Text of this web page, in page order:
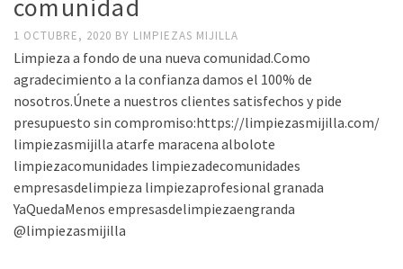
comunidad
1 OCTUBRE, 2020 BY LIMPIEZAS MIJILLA
Limpieza a fondo de una nueva comunidad.Como
agradecimiento a la confianza damos el 100% de
nosotros.Únete a nuestros clientes satisfechos y pide
presupuesto sin compromiso:https://limpiezasmijilla.com/
limpiezasmijilla atarfe maracena albolote
limpiezacomunidades limpiezadecomunidades
empresasdelimpieza limpiezaprofesional granada
YaQuedaMenos empresasdelimpiezaengranda
@limpiezasmijilla